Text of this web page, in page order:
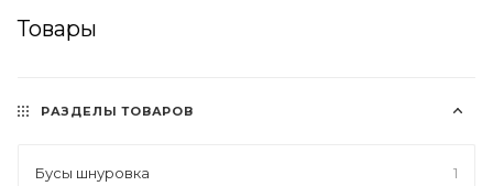
Товары
РАЗДЕЛЫ ТОВАРОВ
Бусы шнуровка 1